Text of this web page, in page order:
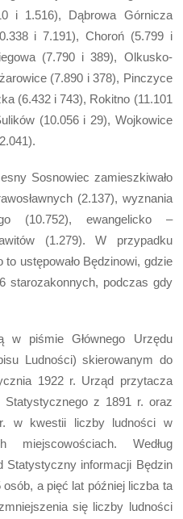
i 1.516), Dąbrowa Górnicza
i 7.191), Choroń (5.799 i
(7.790 i 389), Olkusko-
(7.890 i 378), Pinczyce
(6.432 i 743), Rokitno (11.101
(10.056 i 29), Wojkowice
Sosnowiec zamieszkiwało
(2.137), wyznania
(10.752), ewangelicko –
(1.279). W przypadku
ustępowało Będzinowi, gdzie
starozakonnych, podczas gdy
w piśmie Głównego Urzędu
Ludności) skierowanym do
1922 r. Urząd przytacza
Statystycznego z 1891 r. oraz
w kwestii liczby ludności w
miejscowościach. Według
Statystyczny informacji Będzin
osób, a pięć lat później liczba ta
się liczby ludności